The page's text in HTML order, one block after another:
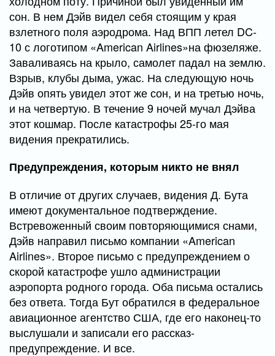
сон. В нем Дэйв видел себя стоящим у края
взлетного поля аэродрома. Над ВПП летел DC-
10 с логотипом «American Airlines»на фюзеляже.
Заваливаясь на крыло, самолет падал на землю.
Взрыв, клубы дыма, ужас. На следующую ночь
Дэйв опять увидел этот же сон, и на третью ночь,
и на четвертую. В течение 9 ночей мучал Дэйва
этот кошмар. После катастрофы 25-го мая
видения прекратились.
Предупреждения, которым никто не внял
В отличие от других случаев, видения Д. Бута
имеют документальное подтверждение.
Встревоженный своим повторяющимися снами,
Дэйв направил письмо компании «American
Airlines». Второе письмо с предупреждением о
скорой катастрофе ушло администрации
аэропорта родного города. Оба письма остались
без ответа. Тогда Бут обратился в федеральное
авиационное агентство США, где его наконец-то
выслушали и записали его рассказ-
предупреждение. И все.